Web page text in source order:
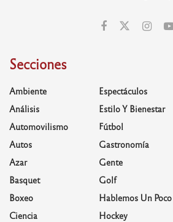
Secciones
Ambiente
Análisis
Automovilismo
Autos
Azar
Basquet
Boxeo
Ciencia
Espectáculos
Estilo Y Bienestar
Fútbol
Gastronomía
Gente
Golf
Hablemos Un Poco
Hockey